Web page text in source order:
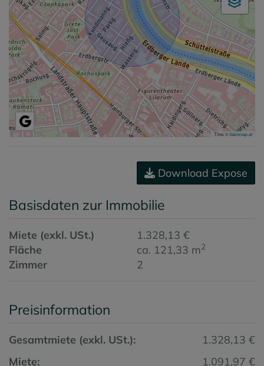
Tiles ©basemap.at
Download Expose
Basisdaten zur Immobilie
Miete (exkl. USt.)
1.328,13 €
Fläche
ca. 121,33 m2
Zimmer 2
Preisinformation
Gesamtmiete (exkl. USt.):
1.328,13 €
Miete:
1.091,97 €